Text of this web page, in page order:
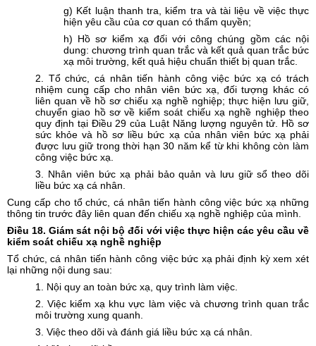
g) Kết luận thanh tra, kiểm tra và tài liệu về việc thực
hiện yêu cầu của cơ quan có thẩm quyền;
h) Hồ sơ kiểm xạ đối với công chúng gồm các nội
dung: chương trình quan trắc và kết quả quan trắc bức
xạ môi trường, kết quả hiệu chuẩn thiết bị quan trắc.
2. Tổ chức, cá nhân tiến hành công việc bức xạ có trách
nhiệm cung cấp cho nhân viên bức xạ, đối tượng khác có
liên quan về hồ sơ chiếu xạ nghề nghiệp; thực hiện lưu giữ,
chuyển giao hồ sơ về kiểm soát chiếu xạ nghề nghiệp theo
quy định tại Điều 29 của Luật Năng lượng nguyên tử. Hồ sơ
sức khỏe và hồ sơ liều bức xạ của nhân viên bức xạ phải
được lưu giữ trong thời hạn 30 năm kể từ khi không còn làm
công việc bức xạ.
3. Nhân viên bức xạ phải bảo quản và lưu giữ sổ theo dõi
liều bức xạ cá nhân.
Cung cấp cho tổ chức, cá nhân tiến hành công việc bức xạ những
thông tin trước đây liên quan đến chiếu xạ nghề nghiệp của mình.
Điều 18. Giám sát nội bộ đối với việc thực hiện các yêu cầu về
kiểm soát chiếu xạ nghề nghiệp
Tổ chức, cá nhân tiến hành công việc bức xạ phải định kỳ xem xét
lại những nội dung sau:
1. Nội quy an toàn bức xạ, quy trình làm việc.
2. Việc kiểm xạ khu vực làm việc và chương trình quan trắc
môi trường xung quanh.
3. Việc theo dõi và đánh giá liều bức xạ cá nhân.